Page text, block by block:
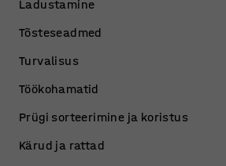
Ladustamine
Tõsteseadmed
Turvalisus
Töökohamatid
Prügi sorteerimine ja koristus
Kärud ja rattad